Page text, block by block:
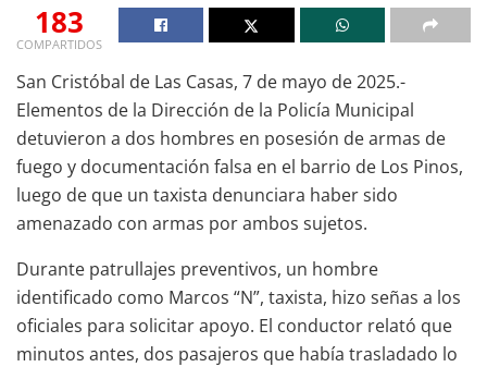
183
COMPARTIDOS
San Cristóbal de Las Casas, 7 de mayo de 2025.-
Elementos de la Dirección de la Policía Municipal
detuvieron a dos hombres en posesión de armas de
fuego y documentación falsa en el barrio de Los Pinos,
luego de que un taxista denunciara haber sido
amenazado con armas por ambos sujetos.
Durante patrullajes preventivos, un hombre
identificado como Marcos “N”, taxista, hizo señas a los
oficiales para solicitar apoyo. El conductor relató que
minutos antes, dos pasajeros que había trasladado lo